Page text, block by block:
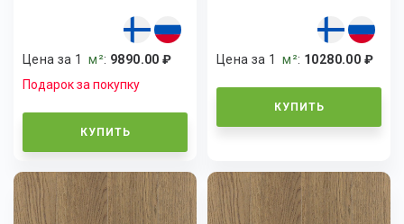
Цена за 1м²: 9890.00 ₽
Подарок за покупку
КУПИТЬ
Цена за 1м²: 10280.00 ₽
КУПИТЬ